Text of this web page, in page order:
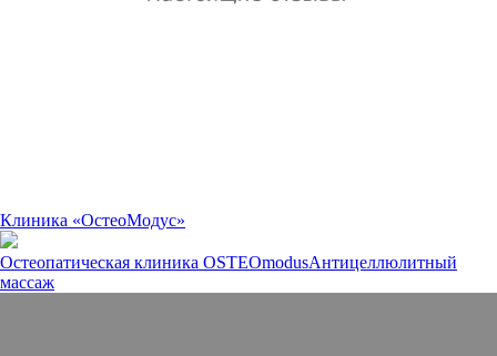
Клиника «ОстеоМодус»
Остеопатическая клиника OSTEOmodusАнтицеллюлитный
массаж